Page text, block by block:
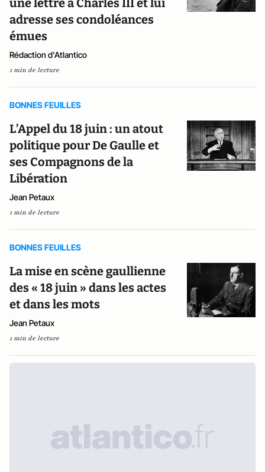
une lettre à Charles III et lui
adresse ses condoléances
émues
Rédaction d'Atlantico
1 min de lecture
BONNES FEUILLES
L’Appel du 18 juin : un atout
politique pour De Gaulle et
ses Compagnons de la
Libération
Jean Petaux
1 min de lecture
BONNES FEUILLES
La mise en scène gaullienne
des « 18 juin » dans les actes
et dans les mots
Jean Petaux
1 min de lecture